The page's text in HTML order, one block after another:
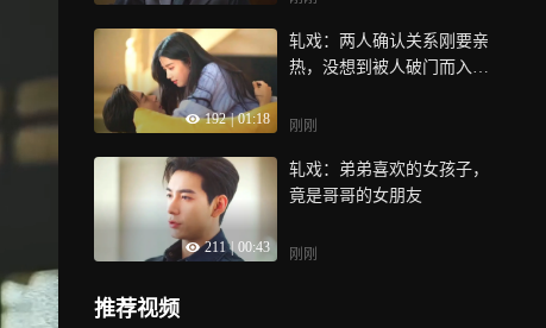
192 | 01:18
轧戏：两人确认关系刚要亲
热，没想到被人破门而入打
刚刚
211 | 00:43
轧戏：弟弟喜欢的女孩子，
竟是哥哥的女朋友
刚刚
推荐视频